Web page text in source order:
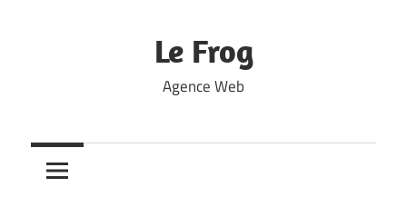
Le Frog
Agence Web